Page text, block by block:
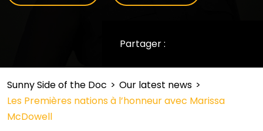
Partager :
Sunny Side of the Doc > Our latest news >
Les Premières nations à l’honneur avec Marissa
McDowell